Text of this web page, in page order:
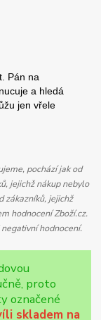
pochází jak od
jejichž nákup nebylo
zákazníků, jejichž
hodnocení Zboží.cz.
hodnocení.
proto
označené
skladem na